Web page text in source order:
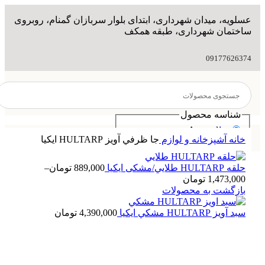
عسلویه، میدان شهرداری، ابتدای بلوار سربازان گمنام، روبروی
ساختمان شهرداری، طبقه همکف
09177626374
شناسه محصول
Sample Label 1
Sample Label 2
Sample Label 3
خانه
فروشگاه
ایکیا
هوم سنتر
فیلیپس
برگهف
براون
کنوود
خانه آشپزخانه و لوازم جا ظرفي آويز HULTARP ايكيا
حلقه HULTARP طلايي/مشکی ایکیا 889,000 تومان–
1,473,000 تومان
بازگشت به محصولات
سبد آويز HULTARP مشكي ایکیا 4,390,000 تومان